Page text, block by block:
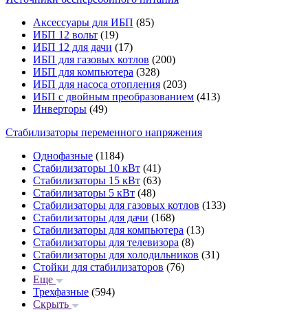
Аксессуары для ИБП (85)
ИБП 12 вольт (19)
ИБП 12 для дачи (17)
ИБП для газовых котлов (200)
ИБП для компьютера (328)
ИБП для насоса отопления (203)
ИБП с двойным преобразованием (413)
Инверторы (49)
Стабилизаторы переменного напряжения
Однофазные (1184)
Стабилизаторы 10 кВт (41)
Стабилизаторы 15 кВт (63)
Стабилизаторы 5 кВт (48)
Стабилизаторы для газовых котлов (133)
Стабилизаторы для дачи (168)
Стабилизаторы для компьютера (13)
Стабилизаторы для телевизора (8)
Стабилизаторы для холодильников (31)
Стойки для стабилизаторов (76)
Еще
Трехфазные (594)
Скрыть